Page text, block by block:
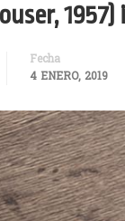
Fecha
4 ENERO, 2019